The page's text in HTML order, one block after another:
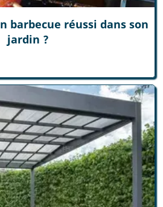
barbecue réussi dans son
jardin ?